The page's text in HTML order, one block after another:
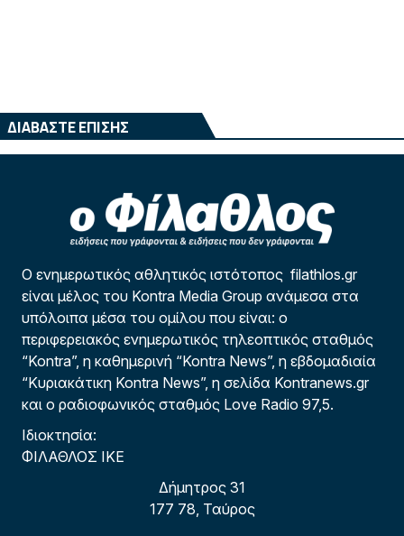
ΔΙΑΒΑΣΤΕ ΕΠΙΣΗΣ
Ο ενημερωτικός αθλητικός ιστότοπος filathlos.gr
είναι μέλος του Kontra Media Group ανάμεσα στα
υπόλοιπα μέσα του ομίλου που είναι: ο
περιφερειακός ενημερωτικός τηλεοπτικός σταθμός
“Kontra”, η καθημερινή “Kontra News”, η εβδομαδιαία
“Κυριακάτικη Kontra News”, η σελίδα Kontranews.gr
και ο ραδιοφωνικός σταθμός Love Radio 97,5.
Ιδιοκτησία:
ΦΙΛΑΘΛΟΣ ΙΚΕ
Δήμητρος 31
177 78, Ταύρος